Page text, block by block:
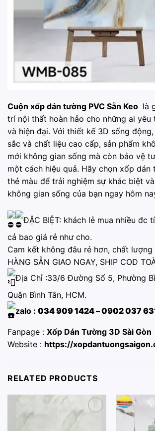
Cuộn xốp dán tường PVC Sẵn Keo là
trí nội thất hoàn hảo cho những ai yêu
và hiện đại. Với thiết kế 3D sống
sắc và chất liệu cao cấp, sản phẩm
mới không gian sống mà còn bảo vệ
một cách hiệu quả. Hãy chọn xốp dán
thẻ màu để trải nghiệm sự khác biệt
không gian sống của bạn ngay hôm
ĐẶC BIỆT: khách lẻ mua nhiều đc
cả bao giá rẻ như cho.
Cam kết không đâu rẻ hơn, chất
HÀNG SẴN GIAO NGAY, SHIP COD
Địa Chỉ :33/6 Đường Số 5, Phường
Quận Bình Tân, HCM.
zalo : 034 909 1424 – 0902 037
Fanpage : Xốp Dán Tường 3D Sài Gòn
Website : https://
RELATED PRODUCTS